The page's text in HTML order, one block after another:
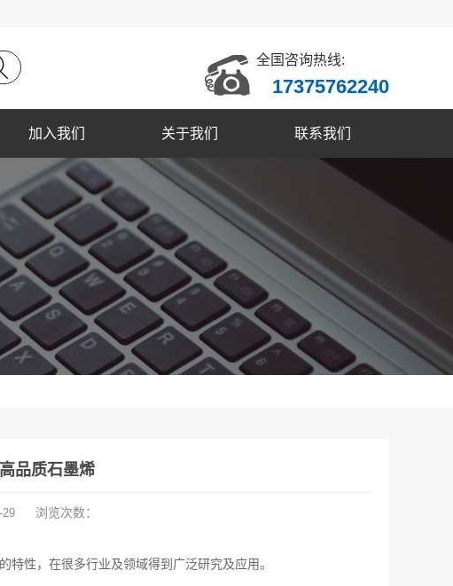
全国咨询热线:
17375762240
加入我们 关于我们 联系我们
品质石墨烯
29 浏览次数：
特性，在很多行业及领域得到广泛研究及应用。